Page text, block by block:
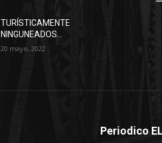
TURÍSTICAMENTE
NINGUNEADOS…
20 mayo, 2022
Periodico